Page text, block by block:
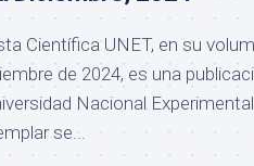
Científica UNET, en su
de 2024, es una
Nacional
se...